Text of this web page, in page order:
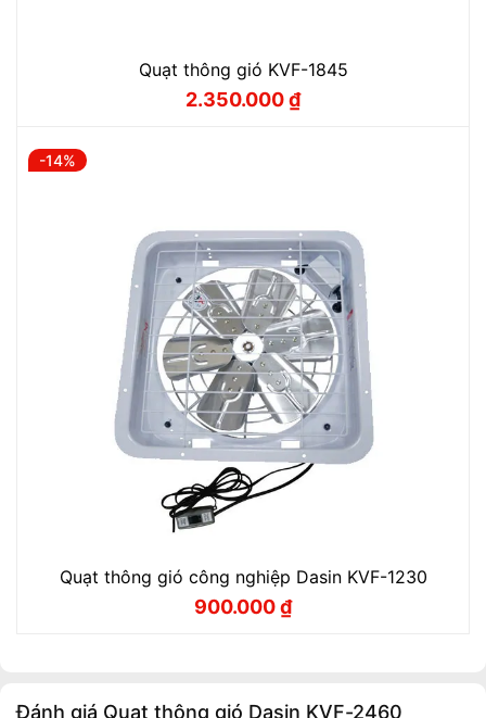
Quạt thông gió KVF-1845
Giá
2.350.000₫
Giá
-14%
Quạt thông gió công nghiệp Dasin KVF-1230
Giá
900.000₫
Giá
Đánh giá Quạt thông gió Dasin KVF-2460